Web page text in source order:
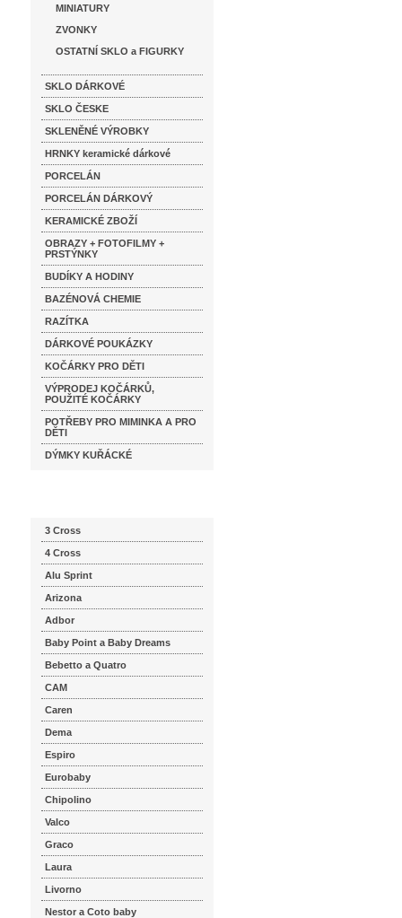
MINIATURY
ZVONKY
OSTATNÍ SKLO a FIGURKY
SKLO DÁRKOVÉ
SKLO ČESKE
SKLENĚNÉ VÝROBKY
HRNKY keramické dárkové
PORCELÁN
PORCELÁN DÁRKOVÝ
KERAMICKÉ ZBOŽÍ
OBRAZY + FOTOFILMY +
PRSTÝNKY
BUDÍKY A HODINY
BAZÉNOVÁ CHEMIE
RAZÍTKA
DÁRKOVÉ POUKÁZKY
KOČÁRKY PRO DĚTI
VÝPRODEJ KOČÁRKŮ,
POUŽITÉ KOČÁRKY
POTŘEBY PRO MIMINKA A PRO
DĚTI
DÝMKY KUŘÁCKÉ
3 Cross
4 Cross
Alu Sprint
Arizona
Adbor
Baby Point a Baby Dreams
Bebetto a Quatro
CAM
Caren
Dema
Espiro
Eurobaby
Chipolino
Valco
Graco
Laura
Livorno
Nestor a Coto baby